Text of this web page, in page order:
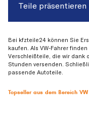
Teile präsentieren
Bei kfzteile24 können Sie
kaufen. Als VW-Fahrer
Verschleißteile, die wir dank
Stunden versenden.
passende Autoteile.
Topseller aus dem Bereich